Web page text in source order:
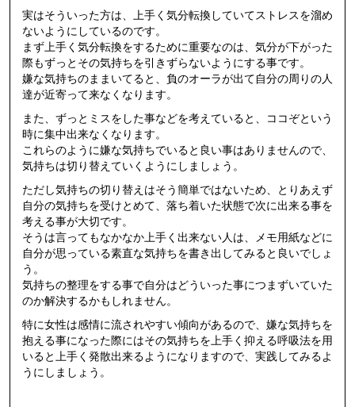
実はそういった方は、上手く気分転換していてストレスを溜め
ないようにしているのです。
まず上手く気分転換をするために重要なのは、気分が下がった
際もずっとその気持ちを引きずらないようにする事です。
嫌な気持ちのままいてると、負のオーラが出て自分の周りの人
達が近寄って来なくなります。
また、ずっとミスをした事などを考えていると、ココぞという
時に集中出来なくなります。
これらのように嫌な気持ちでいると良い事はありませんので、
気持ちは切り替えていくようにしましょう。
ただし気持ちの切り替えはそう簡単ではないため、とりあえず
自分の気持ちを受けとめて、落ち着いた状態で次に出来る事を
考える事が大切です。
そうは言ってもなかなか上手く出来ない人は、メモ用紙などに
自分が思っている素直な気持ちを書き出してみると良いでしょ
う。
気持ちの整理をする事で自分はどういった事につまずいていた
のか解決するかもしれません。
特に女性は感情に流されやすい傾向があるので、嫌な気持ちを
抱える事になった際にはその気持ちを上手く抑える呼吸法を用
いると上手く発散出来るようになりますので、実践してみるよ
うにしましょう。